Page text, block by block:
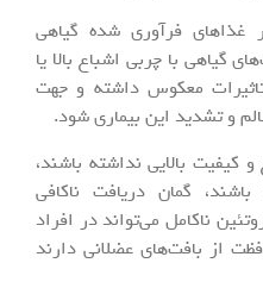
غذاهای فرآوری شده گیاهی
گیاهی با چربی اشباع بالا یا
معکوس داشته و جهت
و تشدید این بیماری شود.
کیفیت بالایی نداشته باشند،
گمان دریافت ناکافی
ناکامل می‌تواند در افراد
از بافت‌های عضلانی دارند